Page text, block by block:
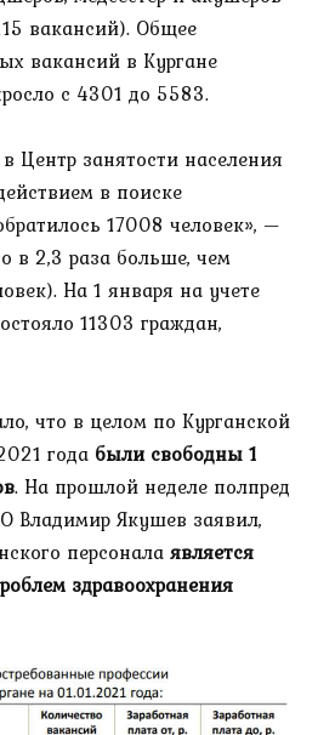
вакансий). Общее
вакансий в Кургане
с 4301 до 5583.
Центр занятости населения
в поиске
17008 человек», —
в 2,3 раза больше, чем
На 1 января на учете
11303 граждан,
что в целом по Курганской
года были свободны 1
. На прошлой неделе полпред
Владимир Якушев заявил,
персонала является
здравоохранения